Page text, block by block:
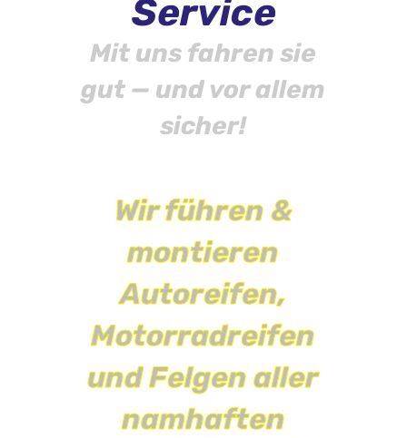
Service
Mit uns fahren sie
gut — und vor allem
sicher!
Wir führen &
montieren
Autoreifen,
Motorradreifen
und Felgen aller
namhaften